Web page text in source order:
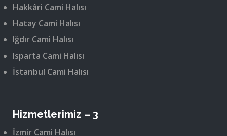
Hakkâri Cami Halısı
Hatay Cami Halısı
Iğdır Cami Halısı
Isparta Cami Halısı
İstanbul Cami Halısı
Hizmetlerimiz – 3
İzmir Cami Halısı